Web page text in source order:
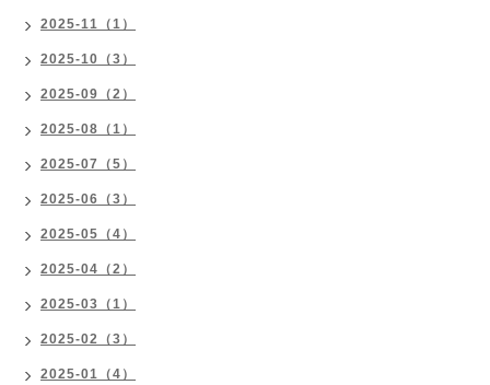
2025-11（1）
2025-10（3）
2025-09（2）
2025-08（1）
2025-07（5）
2025-06（3）
2025-05（4）
2025-04（2）
2025-03（1）
2025-02（3）
2025-01（4）